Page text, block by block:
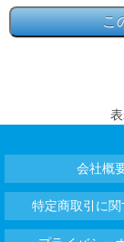
会社概
特定商取引に